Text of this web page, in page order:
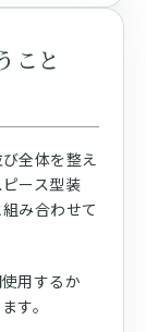
こと
全体を整え
ース型装
み合わせて
用するか
す。